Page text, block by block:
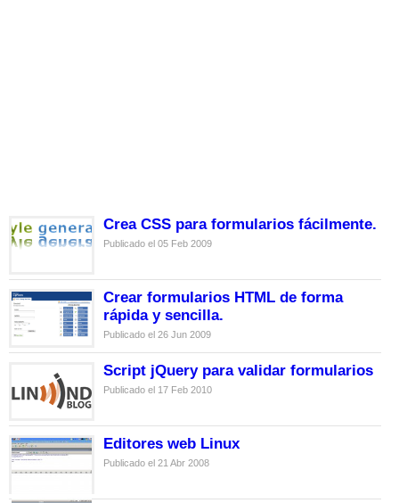
Crea CSS para formularios fácilmente.
Publicado el 05 Feb 2009
Crear formularios HTML de forma
rápida y sencilla.
Publicado el 26 Jun 2009
Script jQuery para validar formularios
Publicado el 17 Feb 2010
Editores web Linux
Publicado el 21 Abr 2008